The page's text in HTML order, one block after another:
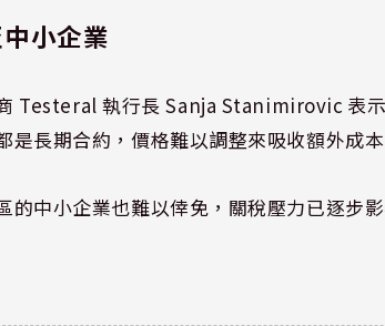
小企業
Testeral 執行長 Sanja Stanimirovic 表
是長期合約，價格難以調整來吸收額外成本
的中小企業也難以倖免，關稅壓力已逐步